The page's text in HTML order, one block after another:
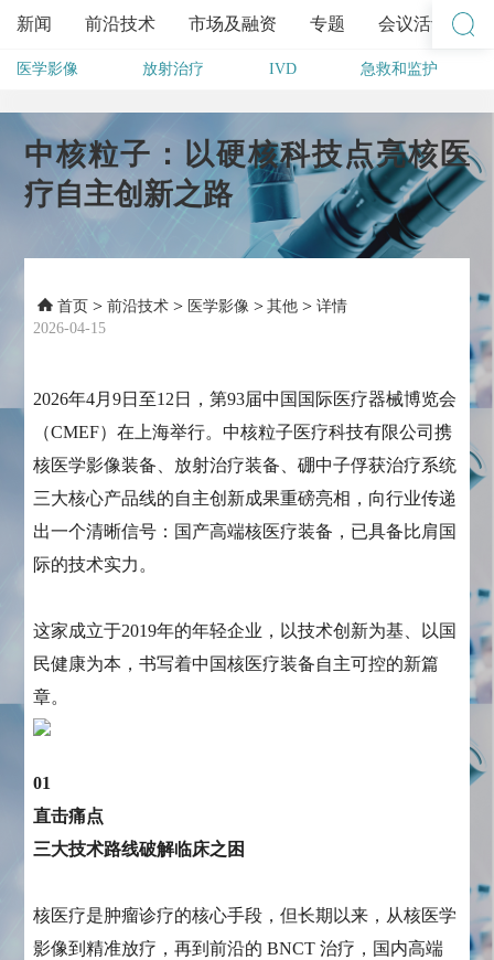
新闻 前沿技术 市场及融资 专题 会议活动
医学影像 放射治疗 IVD 急救和监护
中核粒子：以硬核科技点亮核医
疗自主创新之路
首页 > 前沿技术 > 医学影像 > 其他 > 详情
2026-04-15
2026年4月9日至12日，第93届中国国际医疗器械博览会
（CMEF）在上海举行。中核粒子医疗科技有限公司携
核医学影像装备、放射治疗装备、硼中子俘获治疗系统
三大核心产品线的自主创新成果重磅亮相，向行业传递
出一个清晰信号：国产高端核医疗装备，已具备比肩国
际的技术实力。
这家成立于2019年的年轻企业，以技术创新为基、以国
民健康为本，书写着中国核医疗装备自主可控的新篇
章。
01
直击痛点
三大技术路线破解临床之困
核医疗是肿瘤诊疗的核心手段，但长期以来，从核医学
影像到精准放疗，再到前沿的 BNCT 治疗，国内高端